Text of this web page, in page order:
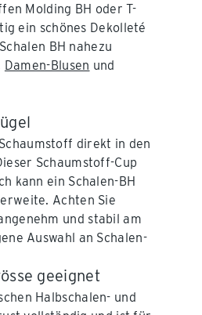
Molding BH oder T-
ein schönes Dekolleté
BH nahezu
Damen-Blusen und
direkt in den
Schaumstoff-Cup
kann ein Schalen-BH
Achten Sie
und stabil am
Auswahl an Schalen-
geeignet
Halbschalen- und